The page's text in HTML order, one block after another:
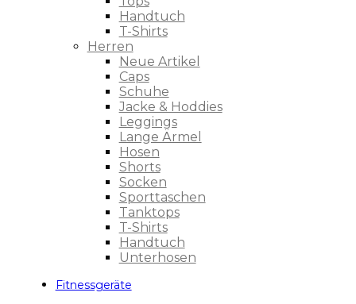
Handtuch
T-Shirts
Herren
Neue Artikel
Caps
Schuhe
Jacke & Hoddies
Leggings
Lange Ärmel
Hosen
Shorts
Socken
Sporttaschen
Tanktops
T-Shirts
Handtuch
Unterhosen
Fitnessgeräte